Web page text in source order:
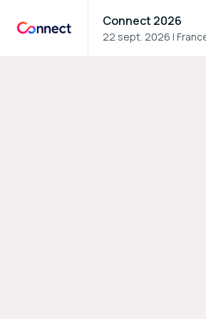
Connect 2026
22 sept. 2026 |